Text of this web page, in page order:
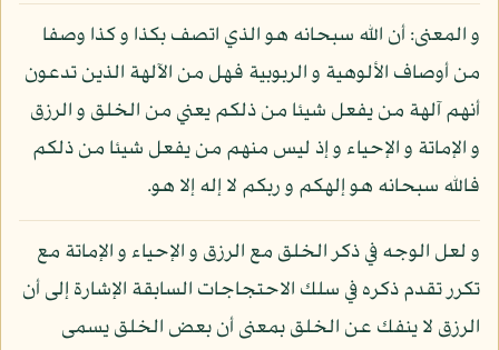
و المعنى: أن الله سبحانه هو الذي اتصف بكذا و كذا وصفا
من أوصاف الألوهية و الربوبية فهل من الآلهة الذين تدعون
أنهم آلهة من يفعل شيئا من ذلكم يعني من الخلق و الرزق
و الإماتة و الإحياء و إذ ليس منهم من يفعل شيئا من ذلكم
فالله سبحانه هو إلهكم و ربكم لا إله إلا هو.
و لعل الوجه في ذكر الخلق مع الرزق و الإحياء و الإماتة مع
تكرر تقدم ذكره في سلك الاحتجاجات السابقة الإشارة إلى أن
الرزق لا ينفك عن الخلق بمعنى أن بعض الخلق يسمى